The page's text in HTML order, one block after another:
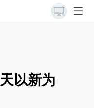
以新为